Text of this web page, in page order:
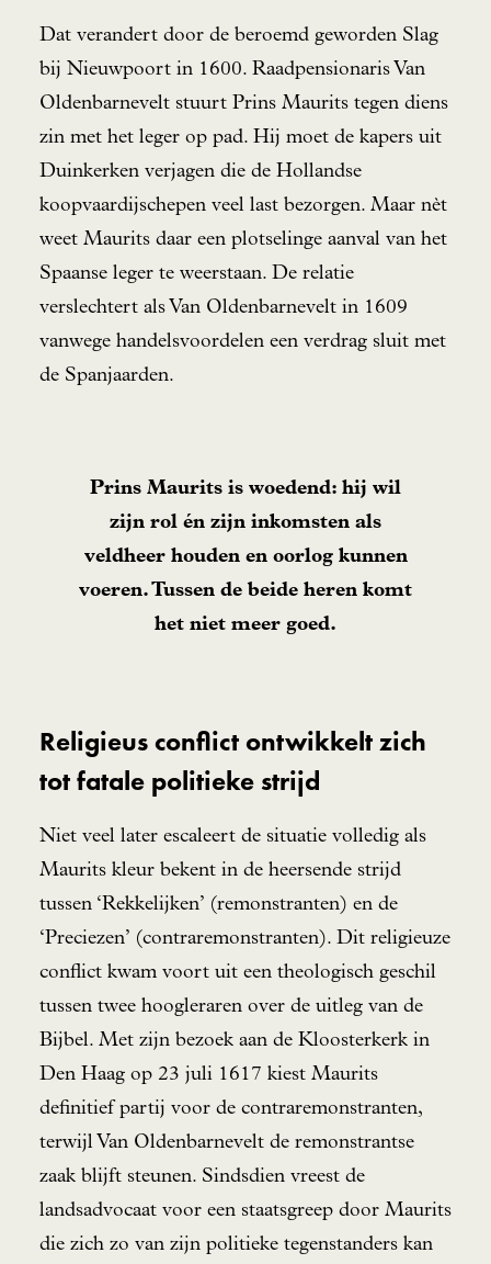
Dat verandert door de beroemd geworden Slag
bij Nieuwpoort in 1600. Raadpensionaris Van
Oldenbarnevelt stuurt Prins Maurits tegen diens
zin met het leger op pad. Hij moet de kapers uit
Duinkerken verjagen die de Hollandse
koopvaardijschepen veel last bezorgen. Maar nèt
weet Maurits daar een plotselinge aanval van het
Spaanse leger te weerstaan. De relatie
verslechtert als Van Oldenbarnevelt in 1609
vanwege handelsvoordelen een verdrag sluit met
de Spanjaarden.
Prins Maurits is woedend: hij wil
zijn rol én zijn inkomsten als
veldheer houden en oorlog kunnen
voeren. Tussen de beide heren komt
het niet meer goed.
Religieus conflict ontwikkelt zich
tot fatale politieke strijd
Niet veel later escaleert de situatie volledig als
Maurits kleur bekent in de heersende strijd
tussen ‘Rekkelijken’ (remonstranten) en de
‘Preciezen’ (contraremonstranten). Dit religieuze
conflict kwam voort uit een theologisch geschil
tussen twee hoogleraren over de uitleg van de
Bijbel. Met zijn bezoek aan de Kloosterkerk in
Den Haag op 23 juli 1617 kiest Maurits
definitief partij voor de contraremonstranten,
terwijl Van Oldenbarnevelt de remonstrantse
zaak blijft steunen. Sindsdien vreest de
landsadvocaat voor een staatsgreep door Maurits
die zich zo van zijn politieke tegenstanders kan